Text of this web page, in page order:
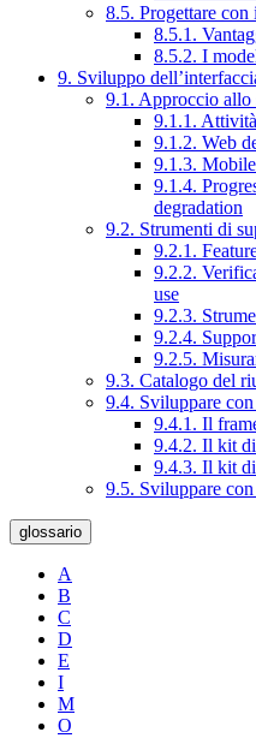
8.5. Progettare
8.5.1.
8.5.2. I
9. Sviluppo
9.1. Approccio allo
9.1.1.
9.1.2. Web
9.1.3.
9.1.4.
degradation
9.2. Strumenti di
9.2.1.
9.2.2.
use
9.2.3.
9.2.4.
9.2.5.
9.3. Catalogo del
9.4. Sviluppare
9.4.1. Il
9.4.2. Il kit
9.4.3. Il kit
9.5. Sviluppare
glossario
A
B
C
D
E
I
M
O